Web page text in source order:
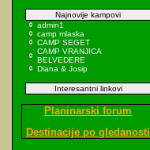
Najnovije kampovi
admin1
camp mlaska
CAMP SEGET
CAMP VRANJICA
BELVEDERE
Diana & Josip
Interesantni linkovi
Planinarski forum
Destinacije po gledanosti